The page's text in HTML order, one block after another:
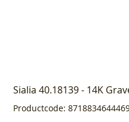
Sialia 40.18139 - 14K
Productcode: Productcode
8718834644469